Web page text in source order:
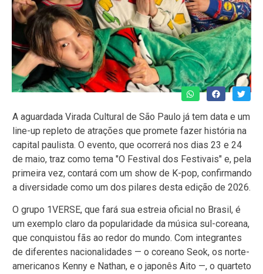
A aguardada Virada Cultural de São Paulo já tem data e um
line-up repleto de atrações que promete fazer história na
capital paulista. O evento, que ocorrerá nos dias 23 e 24
de maio, traz como tema "O Festival dos Festivais" e, pela
primeira vez, contará com um show de K-pop, confirmando
a diversidade como um dos pilares desta edição de 2026.
O grupo 1VERSE, que fará sua estreia oficial no Brasil, é
um exemplo claro da popularidade da música sul-coreana,
que conquistou fãs ao redor do mundo. Com integrantes
de diferentes nacionalidades — o coreano Seok, os norte-
americanos Kenny e Nathan, e o japonês Aito —, o quarteto